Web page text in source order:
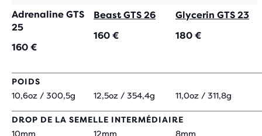
Adrenaline GTS
25
160 €
Beast GTS 26
160 €
Glycerin GTS 23
180 €
POIDS
10,6oz / 300,5g
12,5oz / 354,4g 11,0oz / 311,8g
DROP DE LA SEMELLE INTERMÉDIAIRE
10mm
12mm 8mm